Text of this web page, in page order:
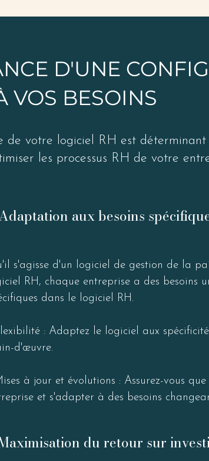
D'UNE
VOS BESOINS
de votre logiciel RH est déterminant
les processus RH de votre
aux besoins
s'agisse d'un logiciel de gestion de la
RH, chaque entreprise a des besoins
dans le logiciel RH.
: Adaptez le logiciel aux
d'œuvre.
à jour et évolutions : Assurez-vous
et s'adapter à des besoins
du retour sur